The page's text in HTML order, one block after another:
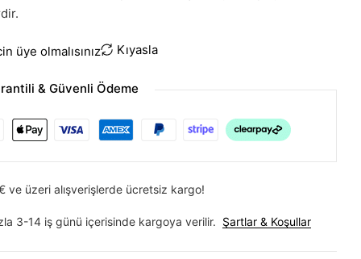
üye olmalısınız Kıyasla
& Güvenli Ödeme
ve üzeri alışverişlerde ücretsiz kargo!
3-14 iş günü içerisinde kargoya verilir. Şartlar & Koşullar